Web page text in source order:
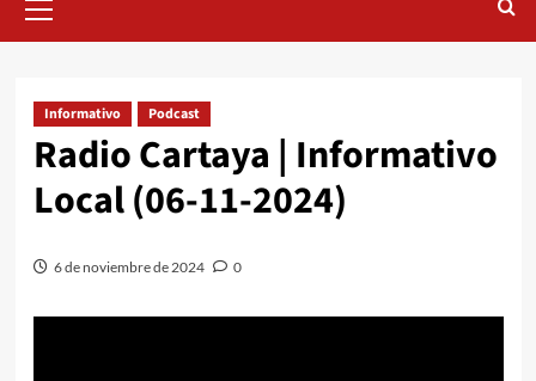
Informativo Podcast
Radio Cartaya | Informativo
Local (06-11-2024)
6 de noviembre de 2024 0